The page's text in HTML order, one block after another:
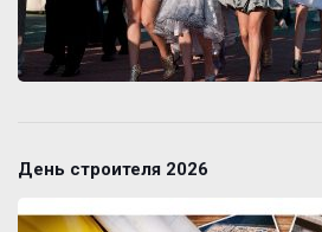
День строителя 2026